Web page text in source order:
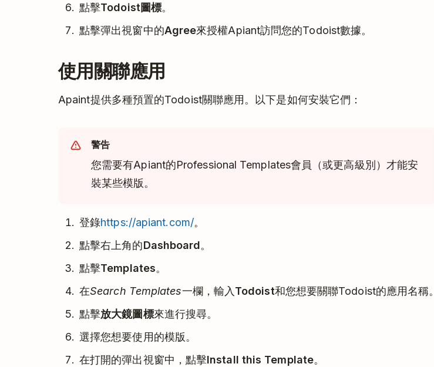
點擊Todoist圖標。
點擊彈出視窗中的Agree來授權Apiant訪問您的Todoist數據。
使用關聯應用
Apaint提供多種預置的Todoist關聯應用。以下是如何安裝它們：
警告
您需要有Apiant的Professional Templates會員（或更高級別）才能安
裝某些模版。
登錄https://apiant.com/。
點擊右上角的Dashboard。
點擊Templates。
在Search Templates一欄，輸入 Todoist和您想要關聯Todoist的應用名稱。
點擊放大鏡圖標來進行搜尋。
選擇您想要使用的模版。
在打開的彈出視窗中，點擊Install this Template。